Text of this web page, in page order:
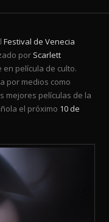
Festival de Venecia
por Scarlett
película de culto.
por medios como
mejores películas de la
el próximo 10 de